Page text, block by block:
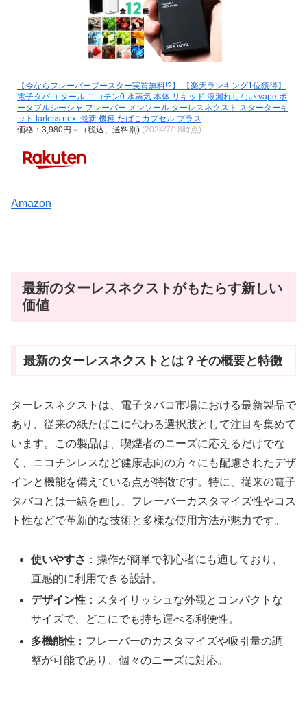
【今ならフレーバーブースター実質無料!?】 【楽天ランキング1位獲得】
電子タバコ タール ニコチン0 水蒸気 本体 リキッド 液漏れしない vape ポ
ータブルシーシャ フレーバー メンソール ターレスネクスト スターターキ
ット tarless next 最新 機種 たばこカプセル プラス
価格：3,980円～（税込、送料別) (2024/7/18時点)
Amazon
最新のターレスネクストがもたらす新しい
価値
最新のターレスネクストとは？その概要と特徴
ターレスネクストは、電子タバコ市場における最新製品で
あり、従来の紙たばこに代わる選択肢として注目を集めて
います。この製品は、喫煙者のニーズに応えるだけでな
く、ニコチンレスなど健康志向の方々にも配慮されたデザ
インと機能を備えている点が特徴です。特に、従来の電子
タバコとは一線を画し、フレーバーカスタマイズ性やコス
ト性などで革新的な技術と多様な使用方法が魅力です。
使いやすさ ：操作が簡単で初心者にも適しており、
直感的に利用できる設計。
デザイン性 ：スタイリッシュな外観とコンパクトな
サイズで、どこにでも持ち運べる利便性。
多機能性 ：フレーバーのカスタマイズや吸引量の調
整が可能であり、個々のニーズに対応。